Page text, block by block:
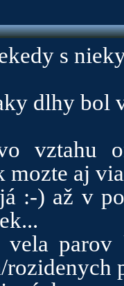
s
dlhy bol
vztahu
mozte aj
:-) až v
vela